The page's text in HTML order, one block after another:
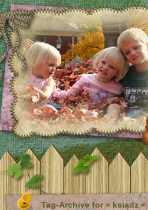
Tag-Archive for » ksiądz «